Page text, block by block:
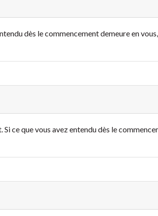
dès le commencement demeure en vous,
ce que vous avez entendu dès le